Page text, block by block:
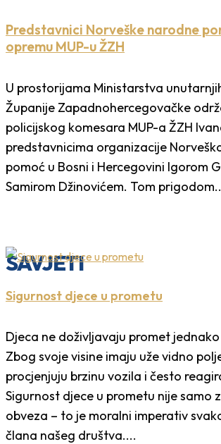
Predstavnici Norveške narodne
opremu MUP-u ŽZH
U prostorijama Ministarstva
Županije Zapadnohercegovačke
policijskog komesara MUP-a ŽZH
predstavnicima organizacije
pomoć u Bosni i Hercegovini Igorom
Samirom Džinovićem. Tom
SAVJETI
Sigurnost djece u prometu
Djeca ne doživljavaju promet
Zbog svoje visine imaju uže vidno
procjenjuju brzinu vozila i često
Sigurnost djece u prometu nije samo
obveza – to je moralni imperativ
člana našeg društva....